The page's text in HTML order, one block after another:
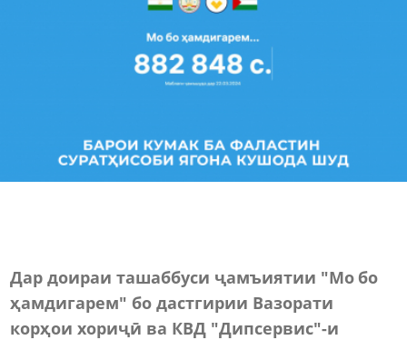
Дар доираи ташаббуси ҷамъиятии "Мо бо
ҳамдигарем" бо дастгирии Вазорати
корҳои хориҷӣ ва КВД "Дипсервис"-и